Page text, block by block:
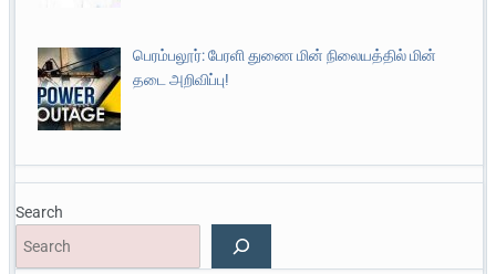
பெரம்பலூர்: பேரளி துணை மின் நிலையத்தில் மின்
தடை அறிவிப்பு!
Search